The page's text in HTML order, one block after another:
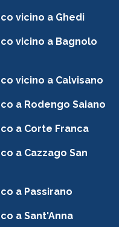
vicino a Ghedi
vicino a Bagnolo
vicino a Calvisano
a Rodengo Saiano
a Corte Franca
a Cazzago San
a Passirano
a Sant'Anna